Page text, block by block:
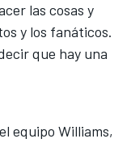
las cosas y
y los fanáticos.
que hay una
equipo Williams,